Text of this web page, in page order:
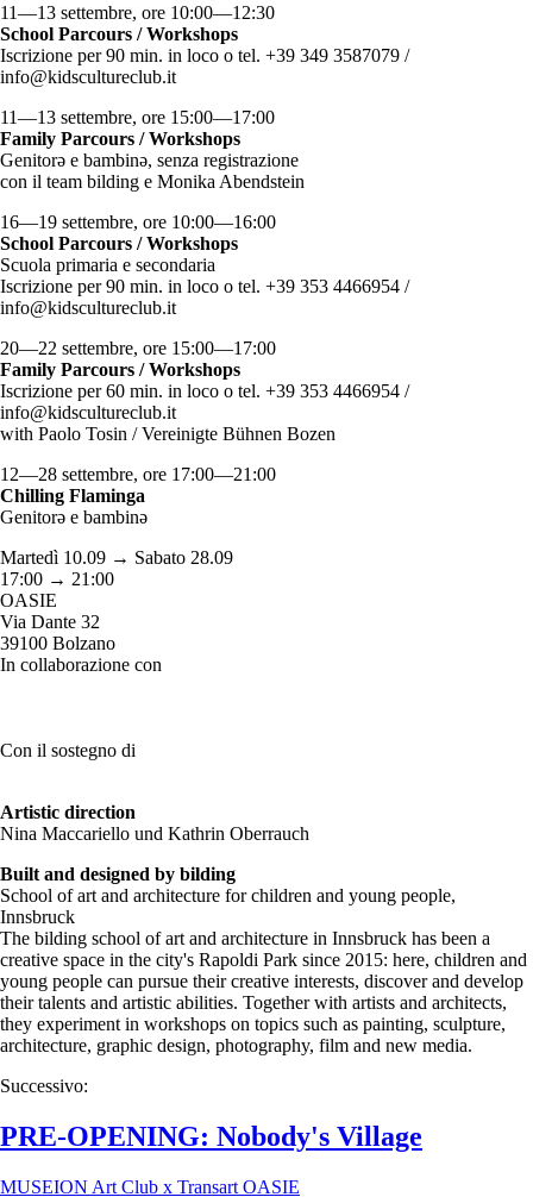
11—13 settembre, ore 10:00—12:30
School Parcours / Workshops
Iscrizione per 90 min. in loco o tel. +39 349 3587079 /
info@kidscultureclub.it
11—13 settembre, ore 15:00—17:00
Family Parcours / Workshops
Genitorə e bambinə, senza registrazione
con il team bilding e Monika Abendstein
16—19 settembre, ore 10:00—16:00
School Parcours / Workshops
Scuola primaria e secondaria
Iscrizione per 90 min. in loco o tel. +39 353 4466954 /
info@kidscultureclub.it
20—22 settembre, ore 15:00—17:00
Family Parcours / Workshops
Iscrizione per 60 min. in loco o tel. +39 353 4466954 /
info@kidscultureclub.it
with Paolo Tosin / Vereinigte Bühnen Bozen
12—28 settembre, ore 17:00—21:00
Chilling Flaminga
Genitorə e bambinə
Martedì 10.09 → Sabato 28.09
17:00 → 21:00
OASIE
Via Dante 32
39100 Bolzano
In collaborazione con
Con il sostegno di
Artistic direction
Nina Maccariello und Kathrin Oberrauch
Built and designed by bilding
School of art and architecture for children and young people,
Innsbruck
The bilding school of art and architecture in Innsbruck has been a
creative space in the city's Rapoldi Park since 2015: here, children and
young people can pursue their creative interests, discover and develop
their talents and artistic abilities. Together with artists and architects,
they experiment in workshops on topics such as painting, sculpture,
architecture, graphic design, photography, film and new media.
Successivo:
PRE-OPENING: Nobody's Village
MUSEION Art Club x Transart OASIE